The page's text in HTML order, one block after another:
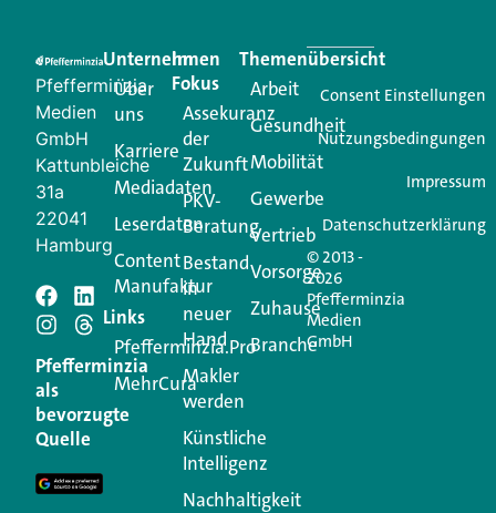
Creator für Ihre Kundenkommunikation. Alles, was
Ihren Vertriebsalltag leichter macht. Mit nur einem
Login.
Jetzt anmelden
Schreiben Sie einen
Kommentar
Ihre E-Mail-Adresse wird nicht veröffentlicht.
Erforderliche Felder sind mit
Kommentar
Pfefferminzia
Medien
GmbH
Kattunbleiche
31a
22041
Hamburg
Pfefferminzia
als
bevorzugte
Quelle
Unternehmen
Über
uns
Karriere
Mediadaten
Leserdaten
Content
Manufaktur
Links
Pfefferminzia.Pro
MehrCura
Im
Fokus
Assekuranz
der
Zukunft
PKV-
Beratung
Bestand
in
neuer
Hand
Makler
werden
Künstliche
Intelligenz
Nachhaltigkeit
Themenübersicht
Arbeit
Gesundheit
Mobilität
Gewerbe
Vertrieb
Vorsorge
Zuhause
Branche
© 2013 -
2026
Pfefferminzia
Medien
GmbH
Consent Einstellungen
Nutzungsbedingungen
Impressum
Datenschutzerklärung